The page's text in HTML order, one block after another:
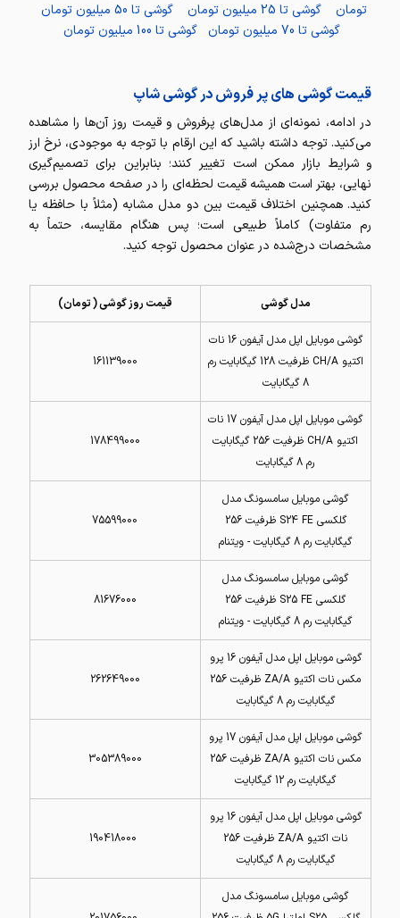
تومان
گوشی تا 25 میلیون تومان
گوشی تا 50 میلیون تومان
گوشی تا 70 میلیون تومان
گوشی تا 100 میلیون تومان
قیمت گوشی های پر فروش در گوشی شاپ
در ادامه، نمونه‌ای از مدل‌های پرفروش و قیمت روز آن‌ها را مشاهده
می‌کنید. توجه داشته باشید که این ارقام با توجه به موجودی، نرخ ارز
و شرایط بازار ممکن است تغییر کنند؛ بنابراین برای تصمیم‌گیری
نهایی، بهتر است همیشه قیمت لحظه‌ای را در صفحه محصول بررسی
کنید. همچنین اختلاف قیمت بین دو مدل مشابه (مثلاً با حافظه یا
رم متفاوت) کاملاً طبیعی است؛ پس هنگام مقایسه، حتماً به
مشخصات درج‌شده در عنوان محصول توجه کنید.
مدل گوشی قیمت روز گوشی ( تومان)
گوشی موبایل اپل مدل آیفون 16 نات
اکتیو CH/A ظرفیت 128 گیگابایت رم
8 گیگابایت
161139000
گوشی موبایل اپل مدل آیفون 17 نات
اکتیو CH/A ظرفیت 256 گیگابایت
رم 8 گیگابایت
178499000
گوشی موبایل سامسونگ مدل
گلکسی S24 FE ظرفیت 256
گیگابایت رم 8 گیگابایت - ویتنام
75599000
گوشی موبایل سامسونگ مدل
گلکسی S25 FE ظرفیت 256
گیگابایت رم 8 گیگابایت - ویتنام
81676000
گوشی موبایل اپل مدل آیفون 16 پرو
مکس نات اکتیو ZA/A ظرفیت 256
گیگابایت رم 8 گیگابایت
262649000
گوشی موبایل اپل مدل آیفون 17 پرو
مکس نات اکتیو ZA/A ظرفیت 256
گیگابایت رم 12 گیگابایت
305389000
گوشی موبایل اپل مدل آیفون 16 پرو
نات اکتیو ZA/A ظرفیت 256
گیگابایت رم 8 گیگابایت
گوشی موبایل سامسونگ مدل